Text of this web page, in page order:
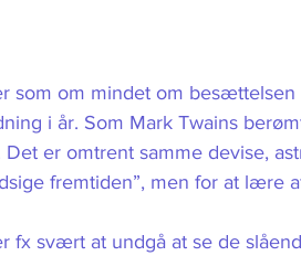
som om mindet om
i år. Som Mark Twains
Det er omtrent samme devise,
fremtiden”, men for at lære
fx svært at undgå at se de